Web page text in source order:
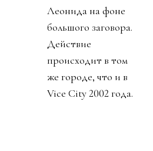
Леонида на фоне
большого заговора.
Действие
происходит в том
же городе, что и в
Vice City 2002 года.